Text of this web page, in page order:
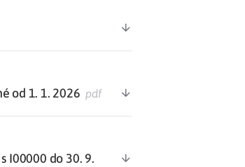
od 1. 1. 2026 pdf
I00000 do 30. 9.